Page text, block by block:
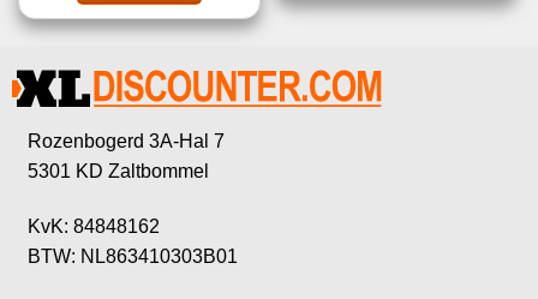
Rozenbogerd 3A-Hal 7
5301 KD Zaltbommel
KvK: 84848162
BTW: NL863410303B01